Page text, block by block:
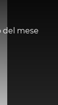
del mese